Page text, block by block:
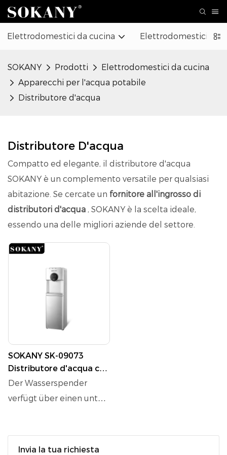
Elettrodomestici da cucina Elettrodomestici
SOKANY Prodotti
Elettrodomestici da cucina
Apparecchi per l'acqua potabile
Distributore d'acqua
Distributore D'acqua
Compatto ed elegante, il distributore d'acqua
SOKANY è un complemento versatile per qualsiasi
abitazione. Se cercate un fornitore all'ingrosso di
distributori d'acqua , SOKANY è la scelta ideale,
essendo una delle migliori aziende del settore.
Invia la tua richiesta
SOKANY SK-09073
Distributore d'acqua con
filtrazione multistadio e
serbatoi per uso
Der Wasserspender
verfügt über einen unten
für eine bequeme